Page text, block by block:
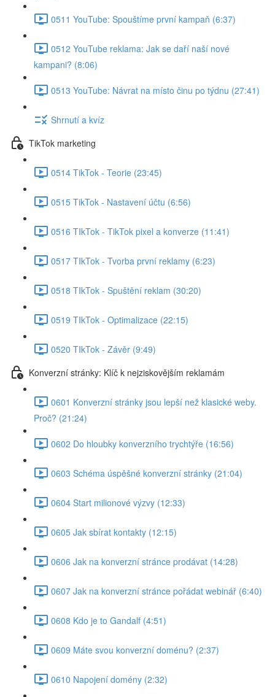
0511 YouTube: Spouštíme první kampaň (6:37)
0512 YouTube reklama: Jak se daří naší nové
kampani? (8:06)
0513 YouTube: Návrat na místo činu po týdnu (27:41)
Shrnutí a kvíz
TikTok marketing
0514 TikTok - Teorie (23:45)
0515 TikTok - Nastavení účtu (6:56)
0516 TIkTok - TikTok pixel a konverze (11:41)
0517 TIkTok - Tvorba první reklamy (6:23)
0518 TIkTok - Spuštění reklam (30:20)
0519 TIkTok - Optimalizace (22:15)
0520 TIkTok - Závěr (9:49)
Konverzní stránky: Klíč k nejziskovějším reklamám
0601 Konverzní stránky jsou lepší než klasické weby.
Proč? (21:24)
0602 Do hloubky konverzního trychtýře (16:56)
0603 Schéma úspěšné konverzní stránky (21:04)
0604 Start milionové výzvy (12:33)
0605 Jak sbírat kontakty (12:15)
0606 Jak na konverzní stránce prodávat (14:28)
0607 Jak na konverzní stránce pořádat webinář (6:40)
0608 Kdo je to Gandalf (4:51)
0609 Máte svou konverzní doménu? (2:37)
0610 Napojení domény (2:32)